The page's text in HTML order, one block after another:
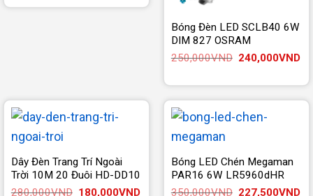
138,000VND.
là:
83,000VND.
Bóng Đèn LED SCLB40 6W
DIM 827 OSRAM
250,000VND Giá
250,000VND.
240,000VND
là:
Dây Đèn Trang Trí Ngoài
Trời 10M 20 Đuôi HD-DD10
280,000VND Giá
180,000VNDGiá
Bóng LED Chén Megaman
PAR16 6W LR5960dHR
350,000VND Giá
227,500VND